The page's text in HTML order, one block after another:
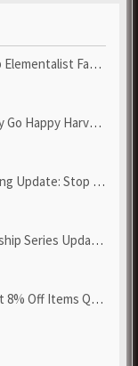
- Grab POE Curren...
with Looney Tun...
Failed - Grab Bluep...
Get Cheap & ...
Quickly to Test ...